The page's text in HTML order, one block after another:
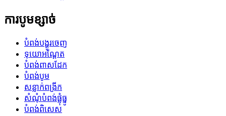
ការបូមខ្សាច់
បំពង់បង្ហូរចេញ
ទុយោអណ្តែត
បំពង់ពាសដែក
បំពង់បូម
សន្លាក់ពង្រីក
សំណុំបំពង់ផ្លុំធ្នូ
បំពង់ពិសេស